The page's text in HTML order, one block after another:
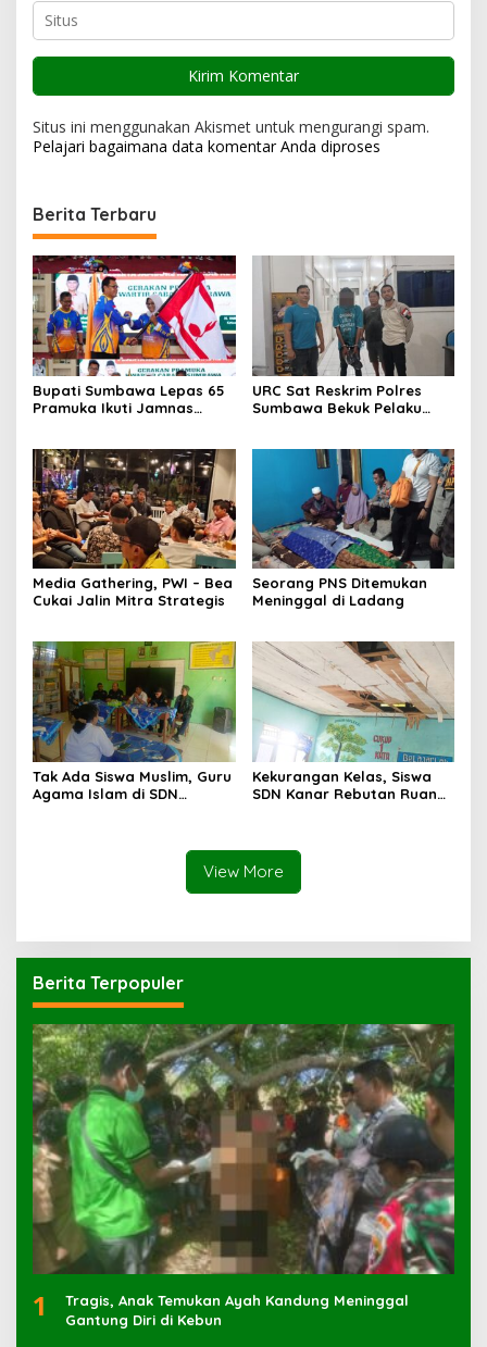
Situs ini menggunakan Akismet untuk mengurangi spam.
Pelajari bagaimana data komentar Anda diproses
Berita Terbaru
Bupati Sumbawa Lepas 65
Pramuka Ikuti Jamnas
URC Sat Reskrim Polres
Sumbawa Bekuk Pelaku
Media Gathering, PWI – Bea
Cukai Jalin Mitra Strategis
Seorang PNS Ditemukan
Meninggal di Ladang
Tak Ada Siswa Muslim, Guru
Agama Islam di SDN
Kekurangan Kelas, Siswa
SDN Kanar Rebutan Ruang
View More
Berita Terpopuler
1
Tragis, Anak Temukan Ayah Kandung Meninggal
Gantung Diri di Kebun